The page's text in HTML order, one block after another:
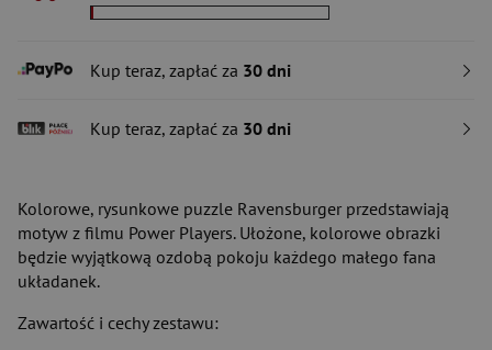
Kup teraz, zapłać za 30 dni
Kup teraz, zapłać za 30 dni
Kolorowe, rysunkowe puzzle Ravensburger przedstawiają
motyw z filmu Power Players. Ułożone, kolorowe obrazki
będzie wyjątkową ozdobą pokoju każdego małego fana
układanek.
Zawartość i cechy zestawu: